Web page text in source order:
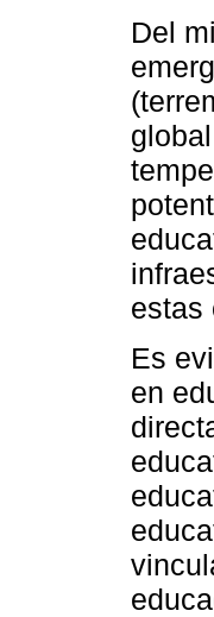
Del
estas
Es
en